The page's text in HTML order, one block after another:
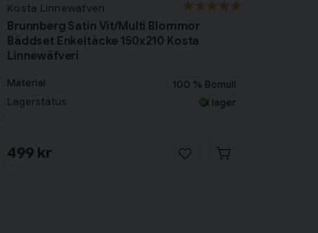
Kosta Linnewäfveri
Brunnberg Satin Vit/Multi Blommor
Bäddset Enkeltäcke 150x210 Kosta
Linnewäfveri
Material 100 % Bomull
Lagerstatus I lager
499 kr